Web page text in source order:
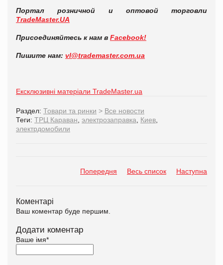
Портал розничной и оптовой торговли
TradeMaster.UA
Присоединяйтесь к нам в Facebook!
Пишите нам: vl@trademaster.com.ua
Ексклюзивні матеріали TradeMaster.ua
Раздел: Товари та ринки > Все новости
Теги: ТРЦ Караван электрозаправка Киев
электрдомобили
Попередня Весь список Наступна
Коментарі
Ваш коментар буде першим.
Додати коментар
Ваше імя*